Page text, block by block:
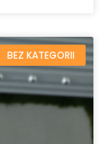
BEZ KATEGORII